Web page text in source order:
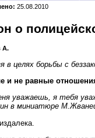
25.08.2010
о
А.
в целях борьбы с
и не равные
уважаешь, я тебя
в миниатюре